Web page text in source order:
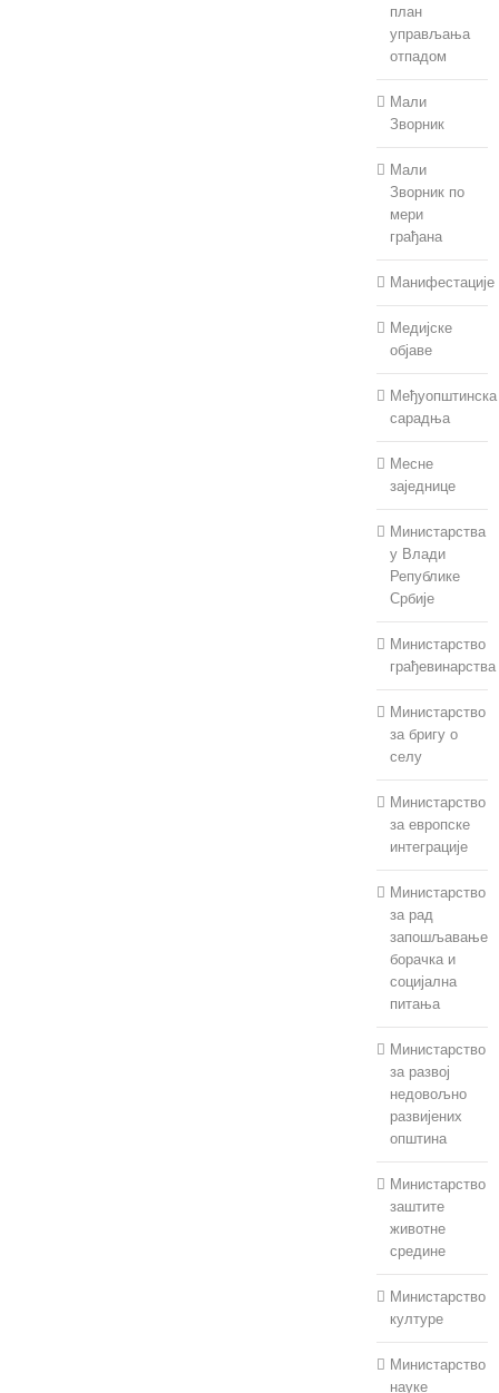
план
управљања
отпадом
Мали
Зворник
Мали
Зворник по
мери
грађана
Манифестације
Медијске
објаве
Међуопштинска
сарадња
Месне
заједнице
Министарства
у Влади
Републике
Србије
Министарство
грађевинарства
Министарство
за бригу о
селу
Министарство
за европске
интеграције
Министарство
за рад
запошљавање
борачка и
социјална
питања
Министарство
за развој
недовољно
развијених
општина
Министарство
заштите
животне
средине
Министарство
културе
Министарство
науке